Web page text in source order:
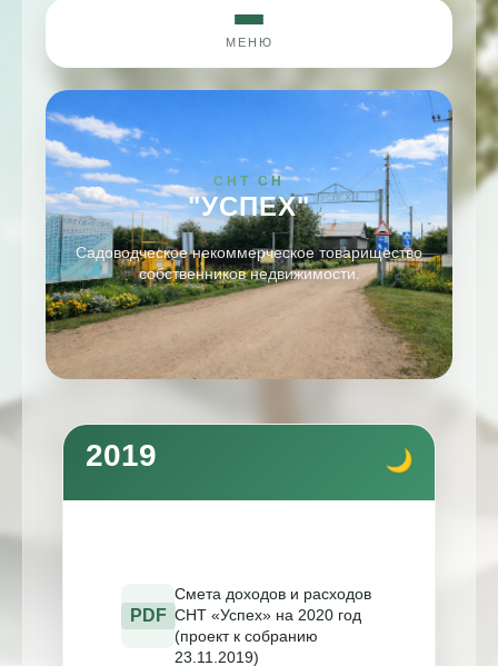
МЕНЮ
СНТ СН
"УСПЕХ"
Садоводческое некоммерческое товарищество
собственников недвижимости.
2019
PDF
Смета доходов и расходов
СНТ «Успех» на 2020 год
(проект к собранию
23.11.2019)